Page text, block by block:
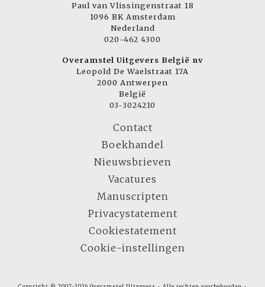
Paul van Vlissingenstraat 18
1096 BK Amsterdam
Nederland
020-462 4300
Overamstel Uitgevers België nv
Leopold De Waelstraat 17A
2000 Antwerpen
België
03-3024210
Contact
Boekhandel
Nieuwsbrieven
Vacatures
Manuscripten
Privacystatement
Cookiestatement
Cookie-instellingen